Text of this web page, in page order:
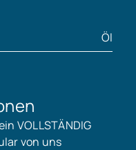
Öl
VOLLSTÄNDIG
von uns